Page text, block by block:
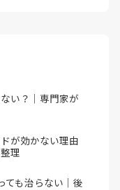
い？｜専門家が
が効かない理由
理
ても治らない｜後